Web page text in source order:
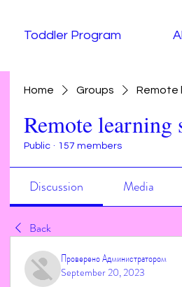
Toddler Program
Home Groups Remote
Remote learning
Public · 157 members
Discussion Media
Back
Проверено Администратором
September 20, 2023